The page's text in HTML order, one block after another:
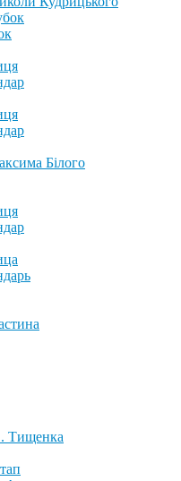
Білого
Тищенка